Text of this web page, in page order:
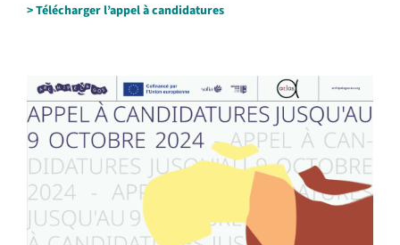
> Télécharger l’appel à candidatures